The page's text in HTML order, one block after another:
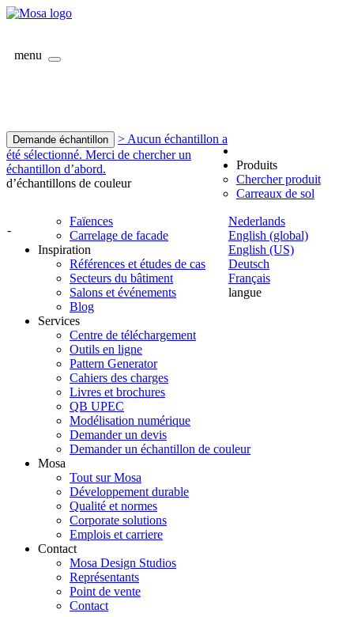
menu
Demande échantillon
> Aucun échantillon a
été sélectionné. Merci de chercher un
échantillon d’abord.
d’échantillons de couleur
-
Nederlands
English (global)
English (US)
Deutsch
Français
langue
Produits
Chercher produit
Carreaux de sol
Faïences
Carrelage de facade
Inspiration
Références et études de cas
Secteurs du bâtiment
Salons et événements
Blog
Services
Centre de téléchargement
Outils en ligne
Pattern Generator
Cahiers des charges
Livres et brochures
QB UPEC
Modélisation numérique
Demander un devis
Demander un échantillon de couleur
Mosa
Tout sur Mosa
Développement durable
Qualité et normes
Corporate solutions
Emplois et carriere
Contact
Mosa Design Studios
Représentants
Point de vente
Contact